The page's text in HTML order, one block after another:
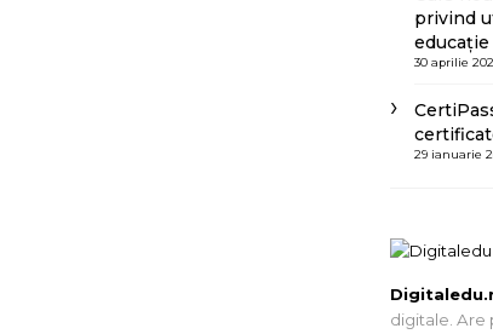
privind
educație
30 aprilie
29 ianuarie
digitale. Are